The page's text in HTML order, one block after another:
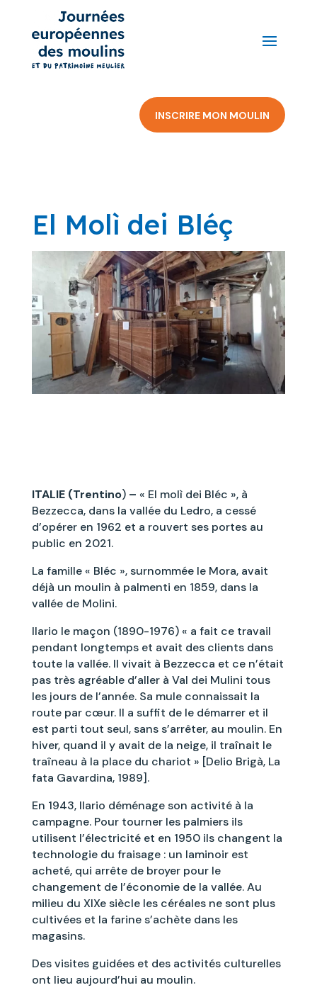
INSCRIRE MON MOULIN
El Molì dei Bléç
ITALIE (Trentino)– « El molì dei Bléc », à
Bezzecca, dans la vallée du Ledro, a cessé
d’opérer en 1962 et a rouvert ses portes au
public en 2021.
La famille « Bléc », surnommée le Mora, avait
déjà un moulin à palmenti en 1859, dans la
vallée de Molini.
Ilario le maçon (1890-1976) « a fait ce travail
pendant longtemps et avait des clients dans
toute la vallée. Il vivait à Bezzecca et ce n’était
pas très agréable d’aller à Val dei Mulini tous
les jours de l’année. Sa mule connaissait la
route par cœur. Il a suffit de le démarrer et il
est parti tout seul, sans s’arrêter, au moulin. En
hiver, quand il y avait de la neige, il traînait le
traîneau à la place du chariot » [Delio Brigà, La
fata Gavardina, 1989].
En 1943, Ilario déménage son activité à la
campagne. Pour tourner les palmiers ils
utilisent l’électricité et en 1950 ils changent la
technologie du fraisage : un laminoir est
acheté, qui arrête de broyer pour le
changement de l’économie de la vallée. Au
milieu du XIXe siècle les céréales ne sont plus
cultivées et la farine s’achète dans les
magasins.
Des visites guidées et des activités culturelles
ont lieu aujourd’hui au moulin.